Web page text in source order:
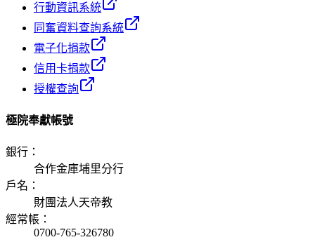
行動資訊系統
同奮資料查詢系統
電子化捐款
信用卡捐款
授權查詢
極院奉獻帳號
銀行 ：
合作金庫埔里分行
戶名 ：
財團法人天帝教
經常帳 ：
0700-765-326780